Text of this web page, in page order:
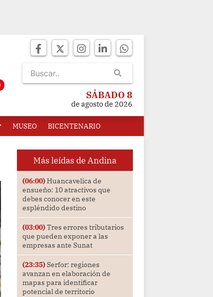
SÁBADO 8
de agosto de 2026
MUSEO BICENTENARIO
Más leídas de Andina
(06:00)Huancavelica de
ensueño: 10 atractivos que
debes conocer en este
espléndido destino
(03:00)Tres errores tributarios
que pueden exponer a las
empresas ante Sunat
(23:35)Serfor: regiones
avanzan en elaboración de
mapas para identificar
potencial de territorio